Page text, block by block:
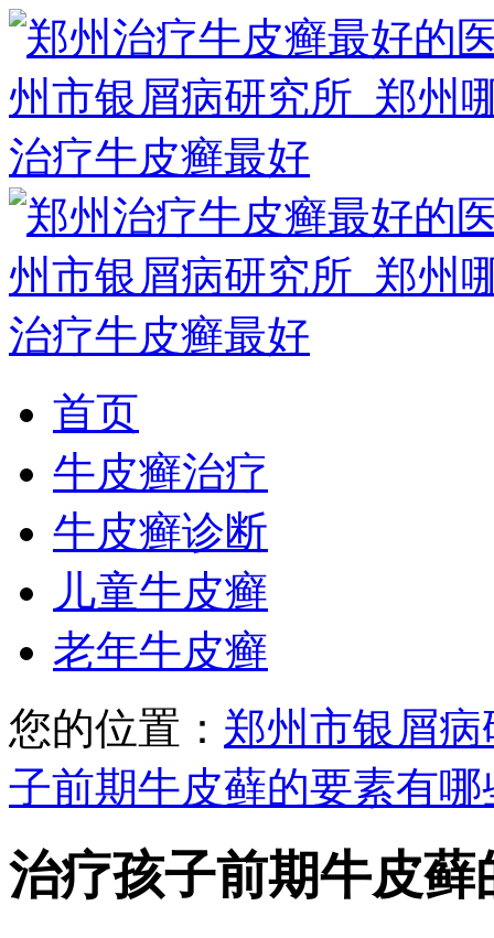
首页
牛皮癣治疗
牛皮癣诊断
儿童牛皮癣
老年牛皮癣
您的位置： 郑州市银屑病
子前期牛皮藓的要素有哪
治疗孩子前期牛皮藓